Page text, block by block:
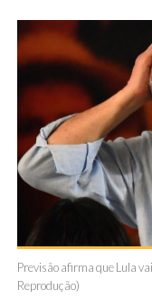
Previsão afirma que Lula
Reprodução)